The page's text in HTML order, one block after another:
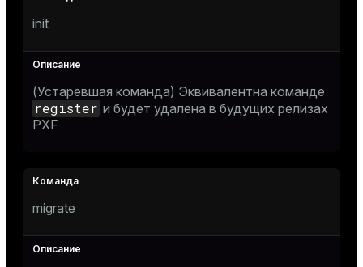
init
(Устаревшая команда) Эквивалентна команде
register и будет удалена в будущих релизах
PXF
migrate